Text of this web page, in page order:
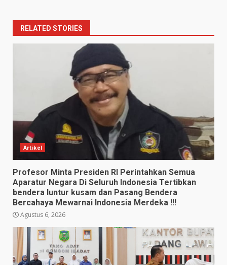
RELATED STORIES
Artikel
Profesor Minta Presiden RI Perintahkan Semua
Aparatur Negara Di Seluruh Indonesia Tertibkan
bendera luntur kusam dan Pasang Bendera
Bercahaya Mewarnai Indonesia Merdeka !!!
Agustus 6, 2026